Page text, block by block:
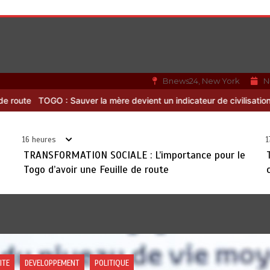
Bnews24, New York
devient un indicateur de civilisation RODRI AU BARÇA PLUTOT
16 heures
TRANSFORMATION SOCIALE : L’importance pour le
Togo d’avoir une Feuille de route